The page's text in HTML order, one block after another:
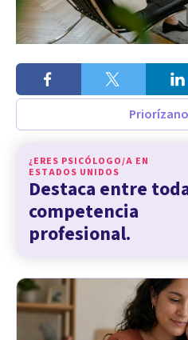
¿ERES PSICÓLOGO/A EN
ESTADOS UNIDOS
Destaca entre
competencia
profesional.